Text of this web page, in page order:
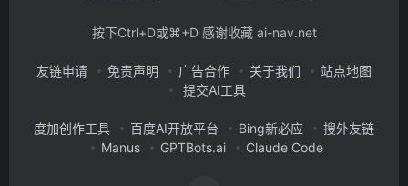
按下Ctrl+D或⌘+D 感谢收藏 ai-nav.net
友链申请 免责声明 广告合作 关于我们
站点地图
提交AI工具
度加创作工具 百度AI开放平台 Bing新必应
搜外友链
Manus
GPTBots.ai Claude Code